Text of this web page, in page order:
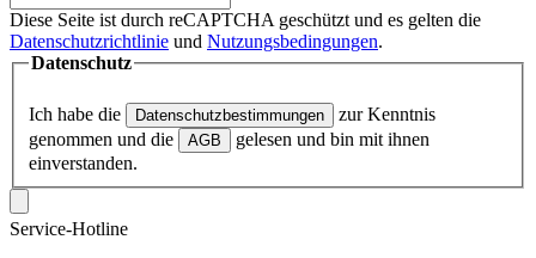
Diese Seite ist durch reCAPTCHA geschützt und es gelten die
Datenschutzrichtlinie und Nutzungsbedingungen.
Datenschutz
Ich habe die Datenschutzbestimmungen
zur Kenntnis
genommen und die
AGB
gelesen und bin mit ihnen
einverstanden.
Service-Hotline